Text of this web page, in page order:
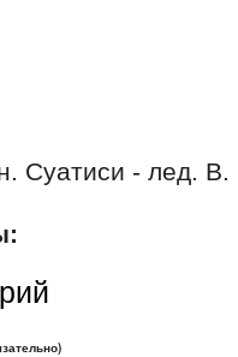
Суатиси - лед. В.